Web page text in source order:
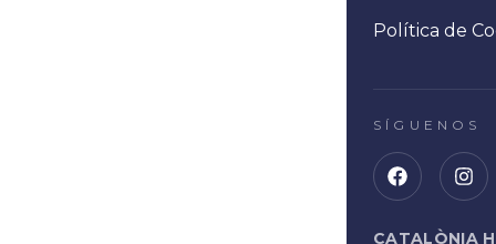
Política de
SÍGUENOS
CATALÒNIA